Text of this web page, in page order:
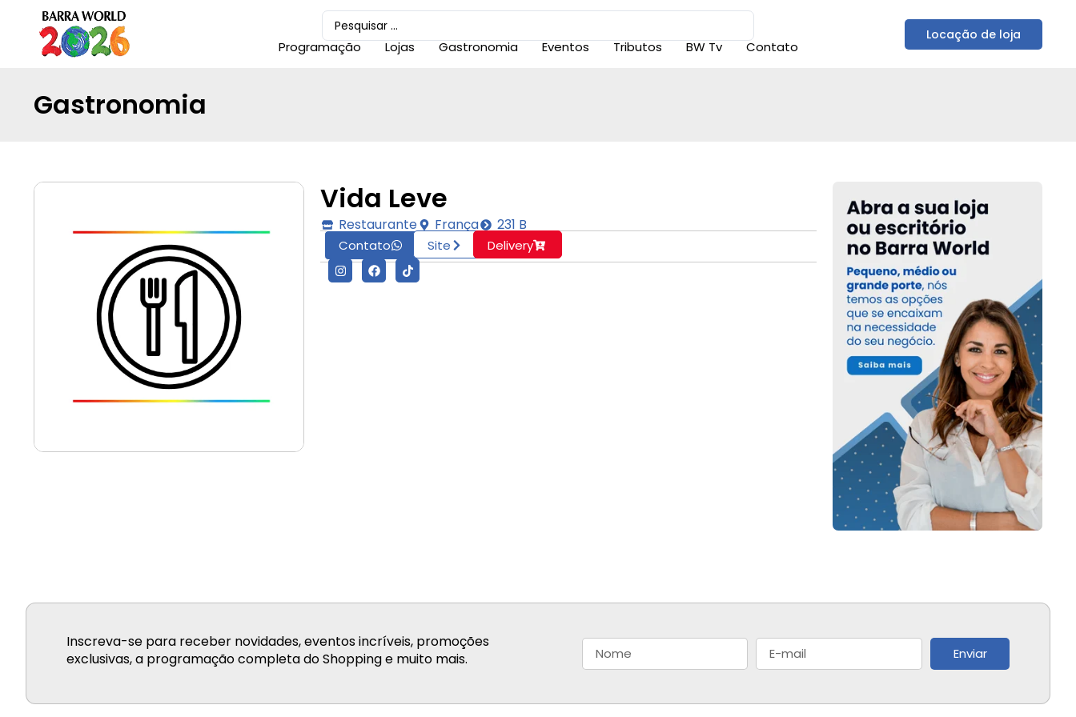
Programação Lojas Gastronomia Eventos Tributos BW Tv Contato
Locação de loja
Gastronomia
Restaurante França 231 B
Contato Site Delivery
Vida Leve
Inscreva-se para receber novidades, eventos incríveis, promoções
exclusivas, a programação completa do Shopping e muito mais.
Enviar